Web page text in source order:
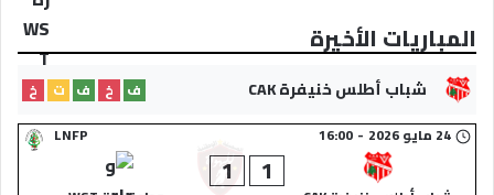
المباريات الأخيرة
شباب أطلس خنيفرة CAK ف خ ف ت
خ
LNFP
24 مايو 2026 -
16:00
1
1